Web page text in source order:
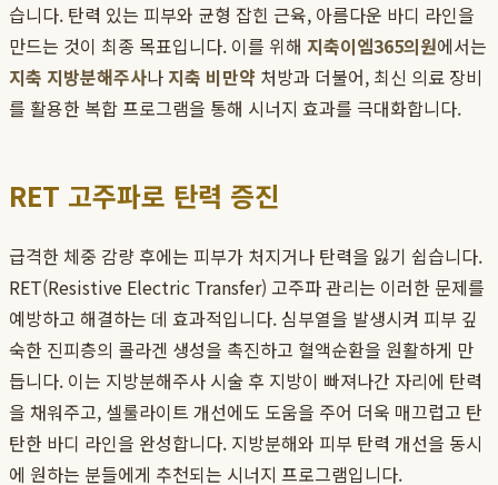
습니다. 탄력 있는 피부와 균형 잡힌 근육, 아름다운 바디 라인을
만드는 것이 최종 목표입니다. 이를 위해 지축이엠365의원에서는
지축 지방분해주사나 지축 비만약 처방과 더불어, 최신 의료 장비
를 활용한 복합 프로그램을 통해 시너지 효과를 극대화합니다.
RET 고주파로 탄력 증진
급격한 체중 감량 후에는 피부가 처지거나 탄력을 잃기 쉽습니다.
RET(Resistive Electric Transfer) 고주파 관리는 이러한 문제를
예방하고 해결하는 데 효과적입니다. 심부열을 발생시켜 피부 깊
숙한 진피층의 콜라겐 생성을 촉진하고 혈액순환을 원활하게 만
듭니다. 이는 지방분해주사 시술 후 지방이 빠져나간 자리에 탄력
을 채워주고, 셀룰라이트 개선에도 도움을 주어 더욱 매끄럽고 탄
탄한 바디 라인을 완성합니다. 지방분해와 피부 탄력 개선을 동시
에 원하는 분들에게 추천되는 시너지 프로그램입니다.